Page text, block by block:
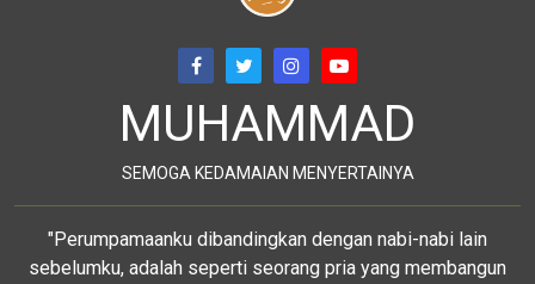
MUHAMMAD
SEMOGA KEDAMAIAN MENYERTAINYA
"Perumpamaanku dibandingkan dengan nabi-nabi lain
sebelumku, adalah seperti seorang pria yang membangun